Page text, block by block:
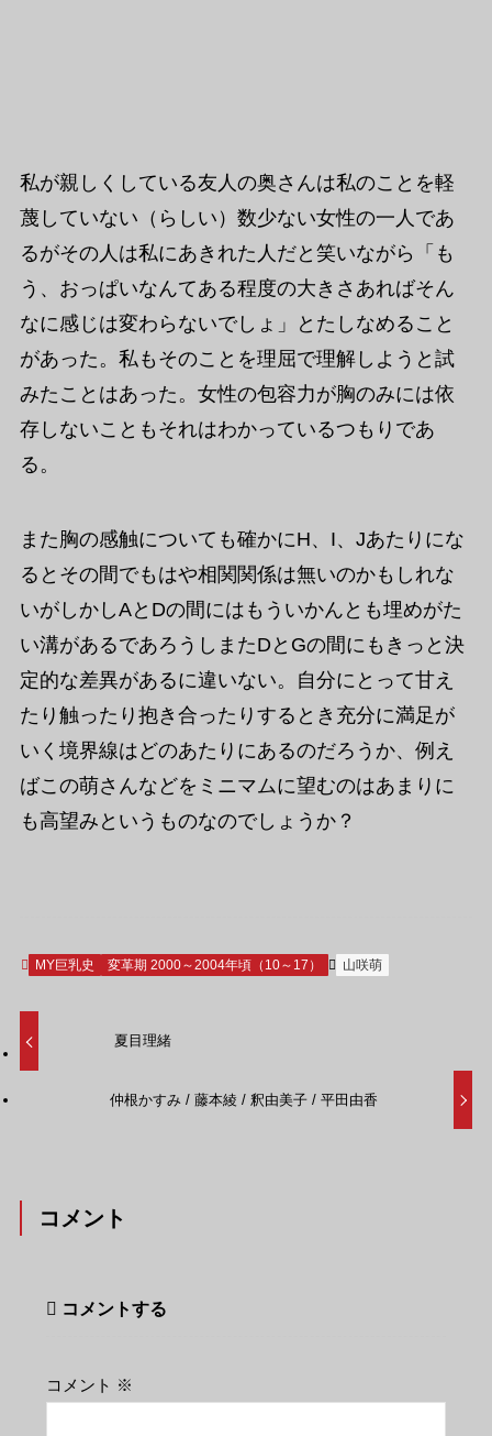
私が親しくしている友人の奥さんは私のことを軽
蔑していない（らしい）数少ない女性の一人であ
るがその人は私にあきれた人だと笑いながら「も
う、おっぱいなんてある程度の大きさあればそん
なに感じは変わらないでしょ」とたしなめること
があった。私もそのことを理屈で理解しようと試
みたことはあった。女性の包容力が胸のみには依
存しないこともそれはわかっているつもりであ
る。
また胸の感触についても確かにH、I、Jあたりにな
るとその間でもはや相関関係は無いのかもしれな
いがしかしAとDの間にはもういかんとも埋めがた
い溝があるであろうしまたDとGの間にもきっと決
定的な差異があるに違いない。自分にとって甘え
たり触ったり抱き合ったりするとき充分に満足が
いく境界線はどのあたりにあるのだろうか、例え
ばこの萌さんなどをミニマムに望むのはあまりに
も高望みというものなのでしょうか？
MY巨乳史 変革期 2000～2004年頃（10～17） 山咲萌
夏目理緒
仲根かすみ / 藤本綾 / 釈由美子 / 平田由香
コメント
コメントする
コメント ※